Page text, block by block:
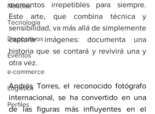
Noticias
Tecnología
Dispositivos
Eventos
e-commerce
Logística
Perfiles
momentos irrepetibles para siempre.
Este arte, que combina técnica y
sensibilidad, va más allá de simplemente
capturar imágenes: documenta una
historia que se contará y revivirá una y
otra vez.
Andrés Torres, el reconocido fotógrafo
internacional, se ha convertido en una
de las figuras más influyentes en el